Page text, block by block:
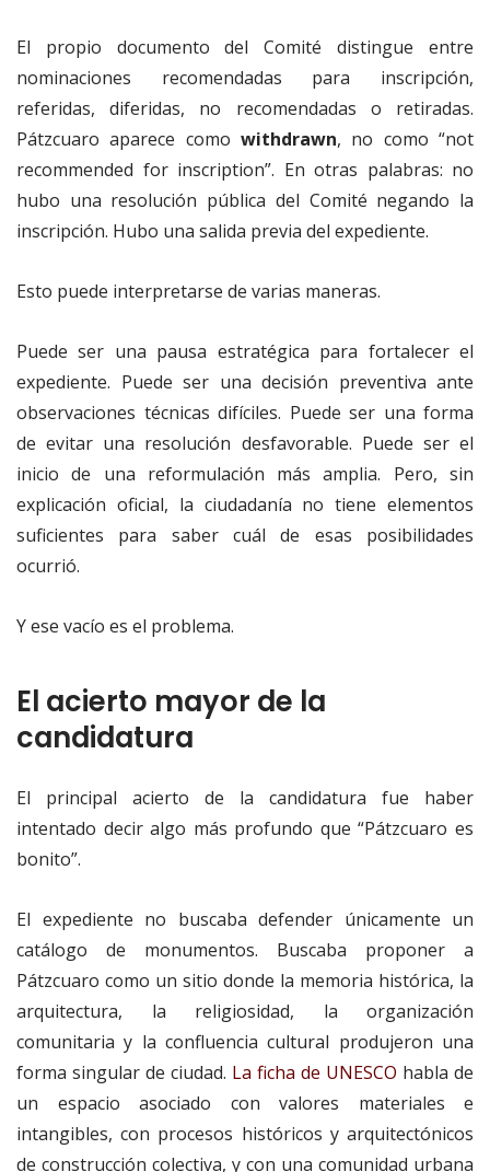
El propio documento del Comité distingue entre
nominaciones recomendadas para inscripción,
referidas, diferidas, no recomendadas o retiradas.
Pátzcuaro aparece como withdrawn, no como “not
recommended for inscription”. En otras palabras: no
hubo una resolución pública del Comité negando la
inscripción. Hubo una salida previa del expediente.
Esto puede interpretarse de varias maneras.
Puede ser una pausa estratégica para fortalecer el
expediente. Puede ser una decisión preventiva ante
observaciones técnicas difíciles. Puede ser una forma
de evitar una resolución desfavorable. Puede ser el
inicio de una reformulación más amplia. Pero, sin
explicación oficial, la ciudadanía no tiene elementos
suficientes para saber cuál de esas posibilidades
ocurrió.
Y ese vacío es el problema.
El acierto mayor de la
candidatura
El principal acierto de la candidatura fue haber
intentado decir algo más profundo que “Pátzcuaro es
bonito”.
El expediente no buscaba defender únicamente un
catálogo de monumentos. Buscaba proponer a
Pátzcuaro como un sitio donde la memoria histórica, la
arquitectura, la religiosidad, la organización
comunitaria y la confluencia cultural produjeron una
forma singular de ciudad. La ficha de UNESCO habla de
un espacio asociado con valores materiales e
intangibles, con procesos históricos y arquitectónicos
de construcción colectiva, y con una comunidad urbana